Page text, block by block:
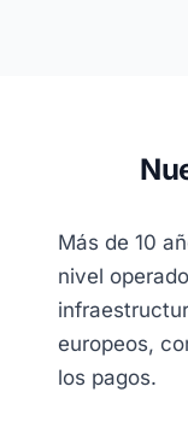
Más de 10
nivel
europeos,
los pagos.